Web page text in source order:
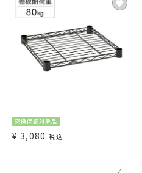
交換保証対象品
¥ 3,080 税込